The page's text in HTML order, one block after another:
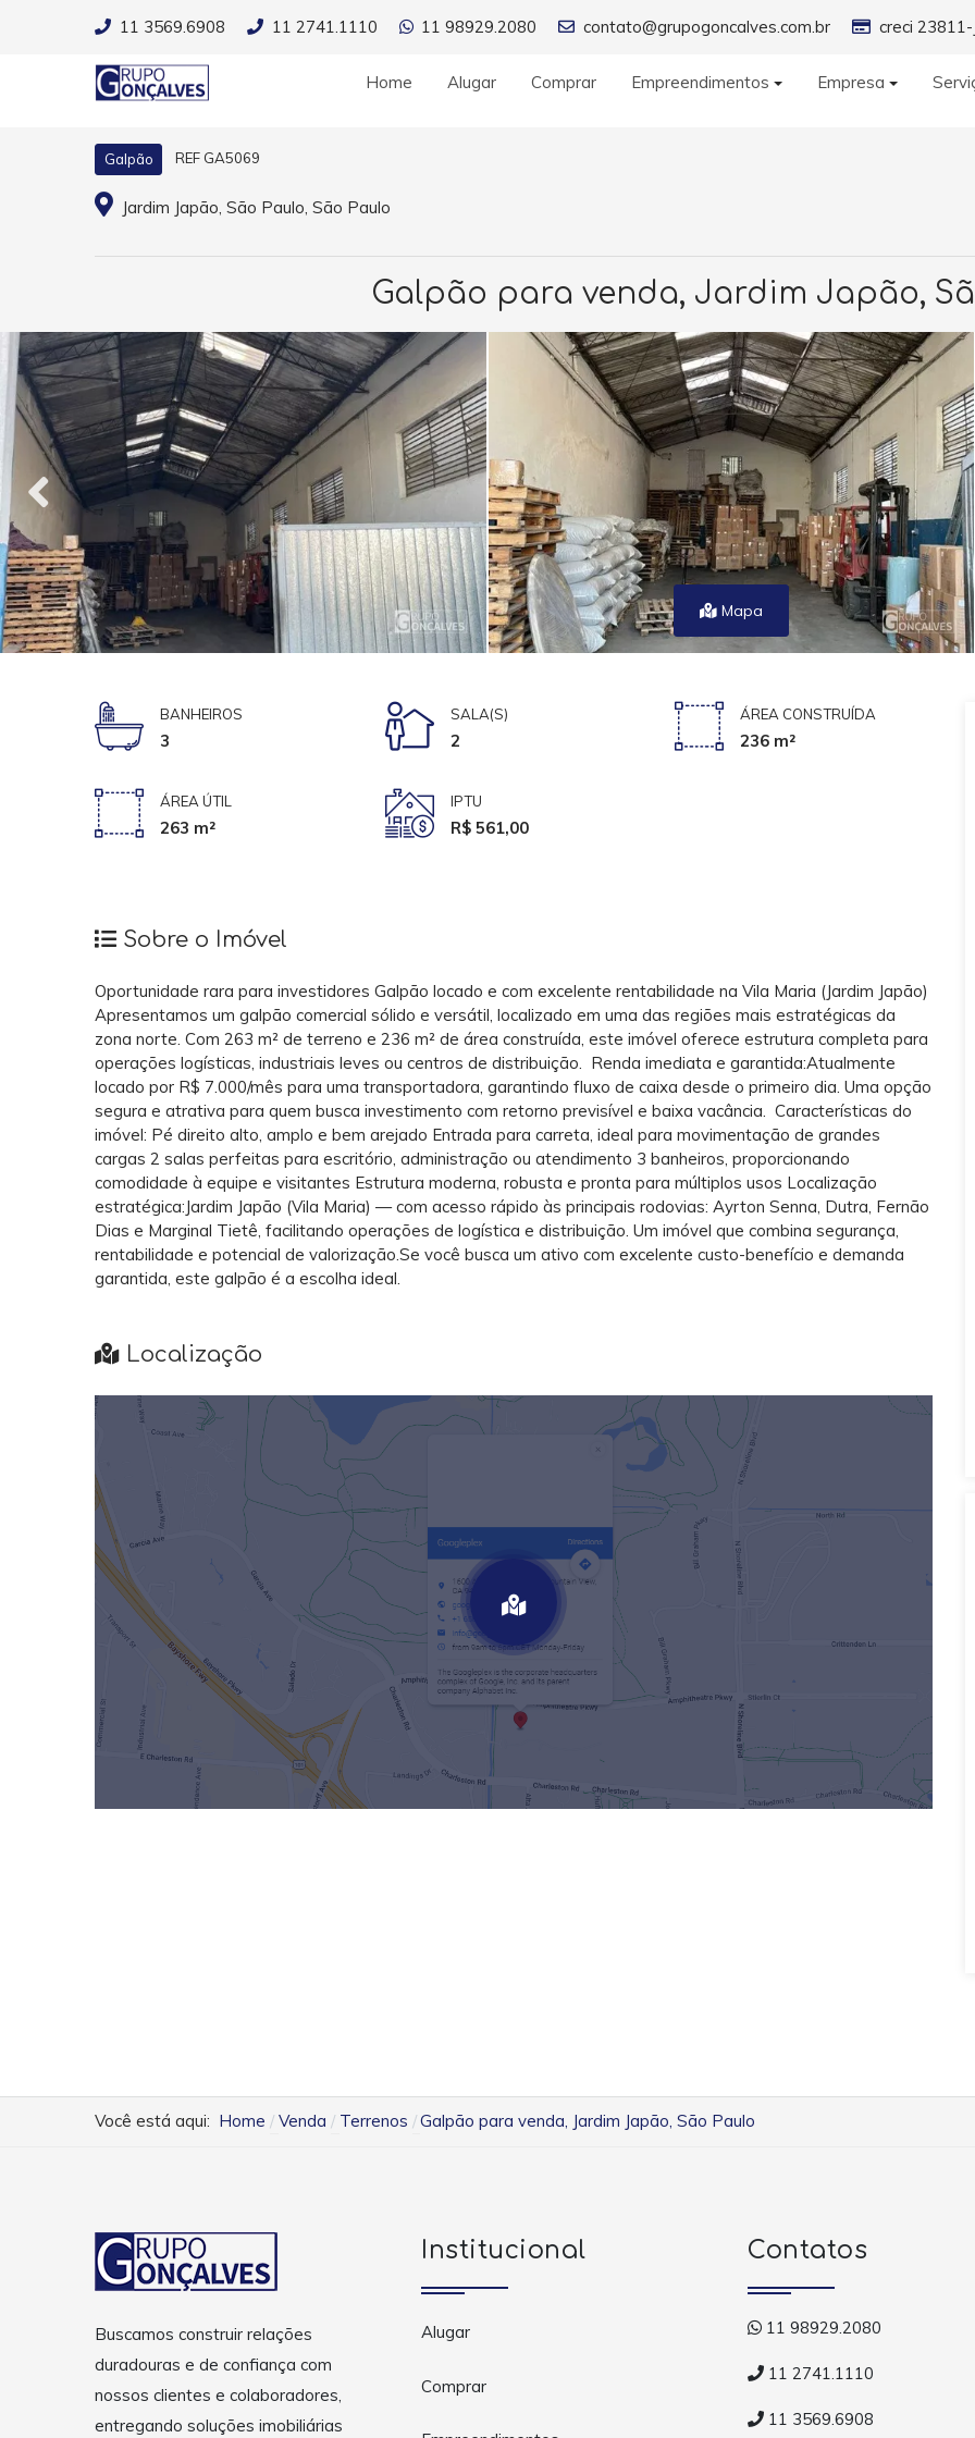
11 3569.6908 11 2741.1110 11 98929.2080 contato@grupogoncalves.com.br creci 23811-
Home Alugar Comprar Empreendimentos Empresa
Galpão REF GA5069
Jardim Japão, São Paulo, São Paulo
Galpão para venda, Jardim Japão,
Mapa
BANHEIROS
3
SALA(S)
2
ÁREA CONSTRUÍDA
236 m²
ÁREA ÚTIL
263 m²
IPTU
R$ 561,00
Sobre o Imóvel
Oportunidade rara para investidores Galpão locado e com excelente rentabilidade na Vila Maria (Jardim Japão)
Apresentamos um galpão comercial sólido e versátil, localizado em uma das regiões mais estratégicas da
zona norte. Com 263 m² de terreno e 236 m² de área construída, este imóvel oferece estrutura completa para
operações logísticas, industriais leves ou centros de distribuição. Renda imediata e garantida:Atualmente
locado por R$ 7.000/mês para uma transportadora, garantindo fluxo de caixa desde o primeiro dia. Uma opção
segura e atrativa para quem busca investimento com retorno previsível e baixa vacância. Características do
imóvel: Pé direito alto, amplo e bem arejado Entrada para carreta, ideal para movimentação de grandes
cargas 2 salas perfeitas para escritório, administração ou atendimento 3 banheiros, proporcionando
comodidade à equipe e visitantes Estrutura moderna, robusta e pronta para múltiplos usos Localização
estratégica:Jardim Japão (Vila Maria) — com acesso rápido às principais rodovias: Ayrton Senna, Dutra, Fernão
Dias e Marginal Tietê, facilitando operações de logística e distribuição. Um imóvel que combina segurança,
rentabilidade e potencial de valorização.Se você busca um ativo com excelente custo-benefício e demanda
garantida, este galpão é a escolha ideal.
Localização
Você está aqui: Home Venda Terrenos Galpão para venda, Jardim Japão, São Paulo
Buscamos construir relações
duradouras e de confiança com
nossos clientes e colaboradores,
entregando soluções imobiliárias
Institucional
Alugar
Comprar
Contatos
11 98929.2080
11 2741.1110
11 3569.6908